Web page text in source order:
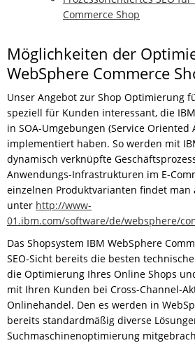
Commerce Shop
Möglichkeiten der
WebSphere Commerce
Unser Angebot zur Shop Optimierung
speziell für Kunden interessant, die
in SOA-Umgebungen (Service Oriented
implementiert haben. So werden mit
dynamisch verknüpfte
Anwendungs-Infrastrukturen im E-
einzelnen Produktvarianten findet man
unter http://www-
01.ibm.com/software/de/websphere/
Das Shopsystem IBM WebSphere
SEO-Sicht bereits die besten
die Optimierung Ihres Online Shops
mit Ihren Kunden bei Cross-Channel-
Onlinehandel. Den es werden in
bereits standardmäßig diverse
Suchmaschinenoptimierung